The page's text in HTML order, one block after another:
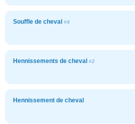
Souffle de cheval #4
Hennissements de cheval #2
Hennissement de cheval